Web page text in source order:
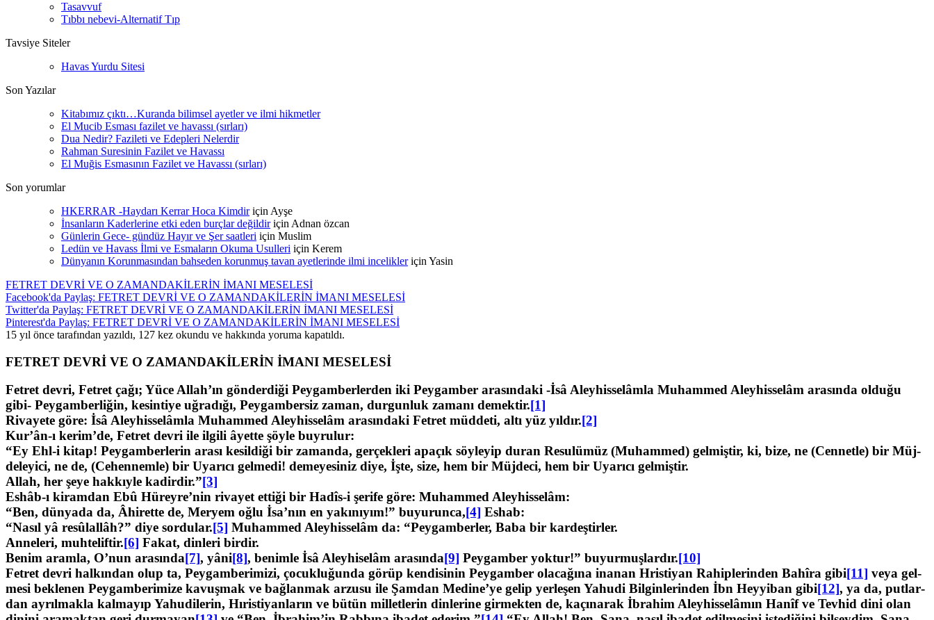
Tasavvuf
Tıbbı nebevi-Alternatif Tıp
Tavsiye Siteler
Havas Yurdu Sitesi
Son Yazılar
Kitabımız çıktı…Kuranda bilimsel ayetler ve ilmi hikmetler
El Mucib Esması fazilet ve havassı (sırları)
Dua Nedir? Fazileti ve Edepleri Nelerdir
Rahman Suresinin Fazilet ve Havassı
El Muğis Esmasının Fazilet ve Havassı (sırları)
Son yorumlar
HKERRAR -Haydarı Kerrar Hoca Kimdiriçin Ayşe
İnsanların Kaderlerine etki eden burçlar değildiriçin Adnan özcan
Günlerin Gece- gündüz Hayır ve Şer saatleri için Muslim
Ledün ve Havass İlmi ve Esmaların Okuma Usulleri için Kerem
Dünyanın Korunmasından bahseden korunmuş tavan ayetlerinde ilmi incelikleriçin Yasin
FETRET DEVRİ VE O ZAMANDAKİLERİN İMANI MESELESİ
Facebook'da Paylaş: FETRET DEVRİ VE O ZAMANDAKİLERİN İMANI MESELESİ
Twitter'da Paylaş: FETRET DEVRİ VE O ZAMANDAKİLERİN İMANI MESELESİ
Pinterest'da Paylaş: FETRET DEVRİ VE O ZAMANDAKİLERİN İMANI MESELESİ
15 yıl önce tarafından yazıldı, 127 kez okundu ve hakkında yoruma kapatıldı.
FETRET DEVRİ VE O ZAMANDAKİLERİN İMANI MESELESİ
Fetret devri, Fetret çağı; Yüce Allah’ın gönderdiği Peygamberlerden iki Pey­gamber arasındaki -İsâ Aleyhisselâmla Muhammed Aleyhisselâm arasında oldu­ğu
gibi- Peygamberliğin, kesintiye uğradığı, Peygambersiz zaman, durgunluk za­manı demektir.[1]
Rivayete göre: İsâ Aleyhisselâmla Muhammed Aleyhisselâm arasındaki Fet­ret müddeti, altı yüz yıldır.[2]
Kur’ân-ı kerim’de, Fetret devri ile ilgili âyette şöyle buyrulur:
“Ey Ehl-i kitap! Peygamberlerin arası kesildiği bir zamanda, gerçekleri apaçık söyleyip duran Resulümüz (Muhammed) gelmiştir, ki, bize, ne (Cennetle) bir Müj-
deleyici, ne de, (Cehennemle) bir Uyarıcı gelmedi! demeyesiniz diye, İşte, size, hem bir Müjdeci, hem bir Uyarıcı gelmiştir.
Allah, her şeye hakkıyle kadirdir.”[3]
Eshâb-ı kiramdan Ebû Hüreyre’nin rivayet ettiği bir Hadîs-i şerife göre: Mu­hammed Aleyhisselâm:
“Ben, dünyada da, Âhirette de, Meryem oğlu İsa’nın en yakınıyım!” buyurunca,[4] Eshab:
“Nasıl yâ resûlallâh?” diye sordular.[5] Muhammed Aleyhisselâm da: “Peygamberler, Baba bir kardeştirler.
Anneleri, muhteliftir.[6] Fakat, dinleri birdir.
Benim aramla, O’nun arasında[7], yâni[8], benimle İsâ Aleyhiselâm arasında[9] Pey­gamber yoktur!” buyurmuşlardır.[10]
Fetret devri halkından olup ta, Peygamberimizi, çocukluğunda görüp kendisi­nin Peygamber olacağına inanan Hristiyan Rahiplerinden Bahîra gibi[11] veya gel­
mesi beklenen Peygamberimize kavuşmak ve bağlanmak arzusu ile Şamdan Me­dine’ye gelip yerleşen Yahudi Bilginlerinden İbn Heyyiban gibi[12], ya da, putlar­
dan ayrılmakla kalmayıp Yahudilerin, Hıristiyanların ve bütün milletlerin dinleri­ne girmekten de, kaçınarak İbrahim Aleyhisselâmın Hanîf ve Tevhid dini olan